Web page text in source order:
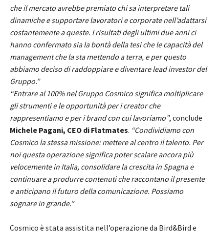
che il mercato avrebbe premiato chi sa interpretare tali
dinamiche e supportare lavoratori e corporate nell’adattarsi
costantemente a queste. I risultati degli ultimi due anni ci
hanno confermato sia la bontà della tesi che le capacità del
management che la sta mettendo a terra, e per questo
abbiamo deciso di raddoppiare e diventare lead investor del
Gruppo.”
“Entrare al 100% nel Gruppo Cosmico significa moltiplicare
gli strumenti e le opportunità per i creator che
rappresentiamo e per i brand con cui lavoriamo”, conclude
Michele Pagani, CEO di Flatmates. “Condividiamo con
Cosmico la stessa missione: mettere al centro il talento. Per
noi questa operazione significa poter scalare ancora più
velocemente in Italia, consolidare la crescita in Spagna e
continuare a produrre contenuti che raccontano il presente
e anticipano il futuro della comunicazione. Possiamo
sognare in grande.”
Cosmico è stata assistita nell’operazione da Bird&Bird e